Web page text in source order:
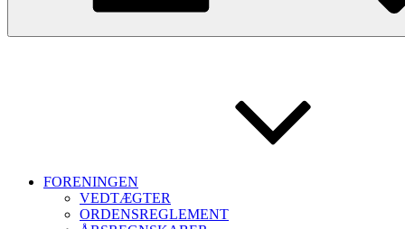
FORENINGEN
VEDTÆGTER
ORDENSREGLEMENT